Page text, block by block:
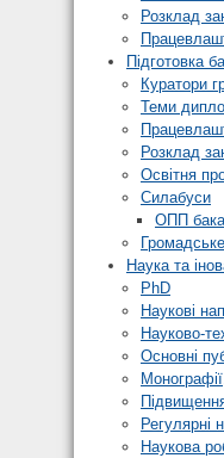
Розклад
Підготовка
Куратори
Теми
Розклад
Освітня
Силабуси
ОПП
Наука та
PhD
Наукові
Науково-
Основні
Регулярні
Наукова